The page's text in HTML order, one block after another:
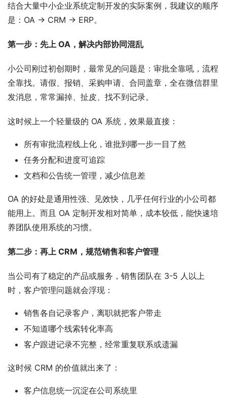
结合大量中小企业系统定制开发的实际案例，我建议的顺序
是：OA → CRM → ERP。
第一步：先上 OA，解决内部协同混乱
小公司刚过初创期时，最常见的问题是：审批全靠吼，流程
全靠找。请假、报销、采购申请、合同盖章，全在微信群里
发消息，常常漏掉、扯皮、找不到记录。
这时候上一个轻量级的 OA 系统，效果最直接：
所有审批流程线上化，谁批到哪一步一目了然
任务分配和进度可追踪
文档和公告统一管理，减少信息差
OA 的好处是通用性强、见效快，几乎任何行业的小公司都
能用上。而且 OA 定制开发相对简单，成本较低，能快速培
养团队使用系统的习惯。
第二步：再上 CRM，规范销售和客户管理
当公司有了稳定的产品或服务，销售团队在 3-5 人以上
时，客户管理问题就会浮现：
销售各自记录客户，离职就把客户带走
不知道哪个线索转化率高
客户跟进记录不完整，经常重复联系或遗漏
这时候 CRM 的价值就出来了：
客户信息统一沉淀在公司系统里